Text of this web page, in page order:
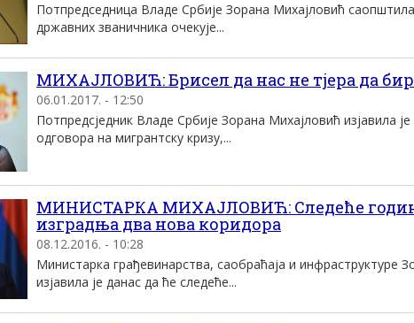
Потпредседница Владе Србије Зорана Михајловић
државних званичника очекује...
МИХАЈЛОВИЋ: Брисел да нас не тјера да
06.01.2017. - 12:50
Потпредсједник Владе Србије Зорана Михајловић изјавила
одговора на мигрантску кризу,...
МИНИСТАРКА МИХАЈЛОВИЋ: Следеће
изградња два нова коридора
08.12.2016. - 10:28
Министарка грађевинарства, саобраћаја и инфраструктуре
изјавила је данас да ће следеће...